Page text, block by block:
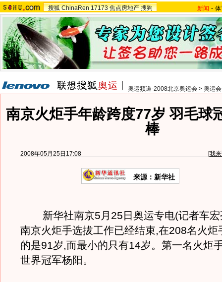
搜狐 ChinaRen 17173 焦点房地产 搜狗 新闻 -
奥运频道-2008北京奥运会 > 奥运
南京火炬手年龄跨度77岁 羽毛球
棒
2008年05月25日17:08 [我
来源：新华社
新华社南京5月25日奥运专电(记者车
南京火炬手选拔工作已经结束,在208名火炬
的是91岁,而最小的只有14岁。第一名火炬
世界冠军杨阳。